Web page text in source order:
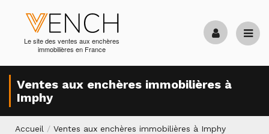
Le site des ventes aux enchères
immobilières en France
Ventes aux enchères immobilières à
Imphy
Accueil / Ventes aux enchères immobilières à Imphy